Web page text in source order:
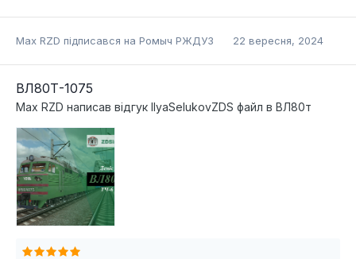
Max RZD підписався на Ромыч РЖДУЗ 22 вересня, 2024
ВЛ80Т-1075
Max RZD написав відгук IlyaSelukovZDS файл в ВЛ80т